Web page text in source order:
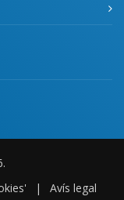
| Avís legal